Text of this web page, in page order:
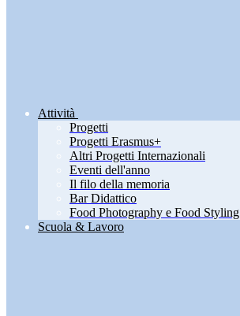
Attività
Progetti
Progetti Erasmus+
Altri Progetti Internazionali
Eventi dell'anno
Il filo della memoria
Bar Didattico
Food Photography e Food Styling
Scuola & Lavoro